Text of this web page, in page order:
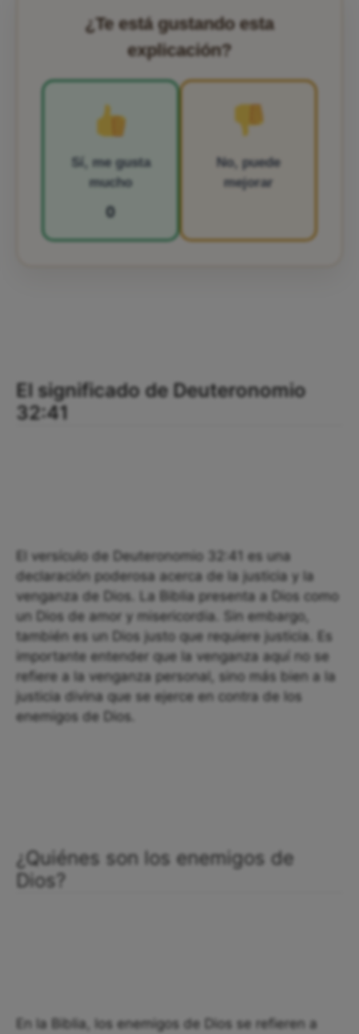
¿Te está gustando esta
explicación?
Sí, me gusta
mucho
0
No, puede
mejorar
El significado de Deuteronomio
32:41
El versículo de Deuteronomio 32:41 es una
declaración poderosa acerca de la justicia y la
venganza de Dios. La Biblia presenta a Dios como
un Dios de amor y misericordia. Sin embargo,
también es un Dios justo que requiere justicia. Es
importante entender que la venganza aquí no se
refiere a la venganza personal, sino más bien a la
justicia divina que se ejerce en contra de los
enemigos de Dios.
¿Quiénes son los enemigos de
Dios?
En la Biblia, los enemigos de Dios se refieren a